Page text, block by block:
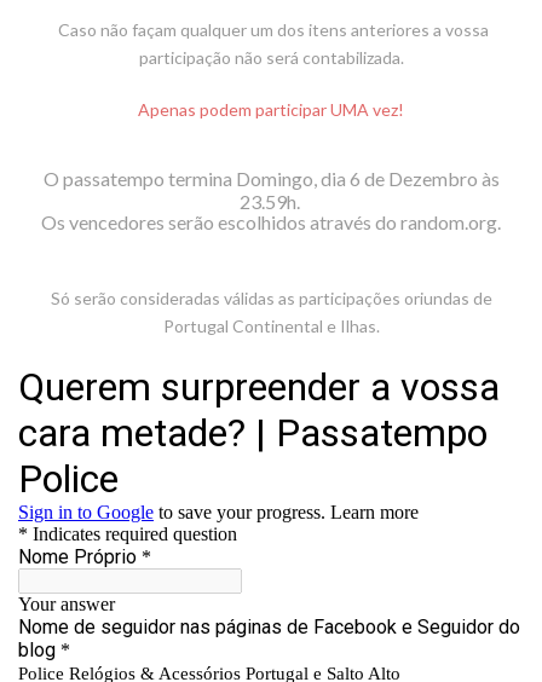
Caso não façam qualquer um dos itens anteriores a vossa
participação não será contabilizada.
Apenas podem participar UMA vez!
O passatempo termina Domingo, dia 6 de Dezembro às
23.59h.
Os vencedores serão escolhidos através do random.org.
Só serão consideradas válidas as participações oriundas de
Portugal Continental e Ilhas.